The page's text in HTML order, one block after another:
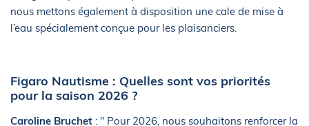
nous mettons également à disposition une cale de mise à
l’eau spécialement conçue pour les plaisanciers.
Figaro Nautisme : Quelles sont vos priorités
pour la saison 2026 ?
Caroline Bruchet : " Pour 2026, nous souhaitons renforcer la